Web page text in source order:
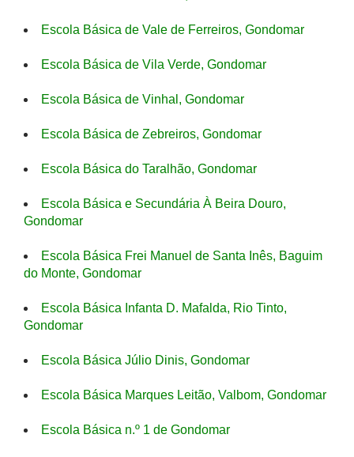
Escola Básica de Vale de Ferreiros, Gondomar
Escola Básica de Vila Verde, Gondomar
Escola Básica de Vinhal, Gondomar
Escola Básica de Zebreiros, Gondomar
Escola Básica do Taralhão, Gondomar
Escola Básica e Secundária À Beira Douro,
Gondomar
Escola Básica Frei Manuel de Santa Inês, Baguim
do Monte, Gondomar
Escola Básica Infanta D. Mafalda, Rio Tinto,
Gondomar
Escola Básica Júlio Dinis, Gondomar
Escola Básica Marques Leitão, Valbom, Gondomar
Escola Básica n.º 1 de Gondomar